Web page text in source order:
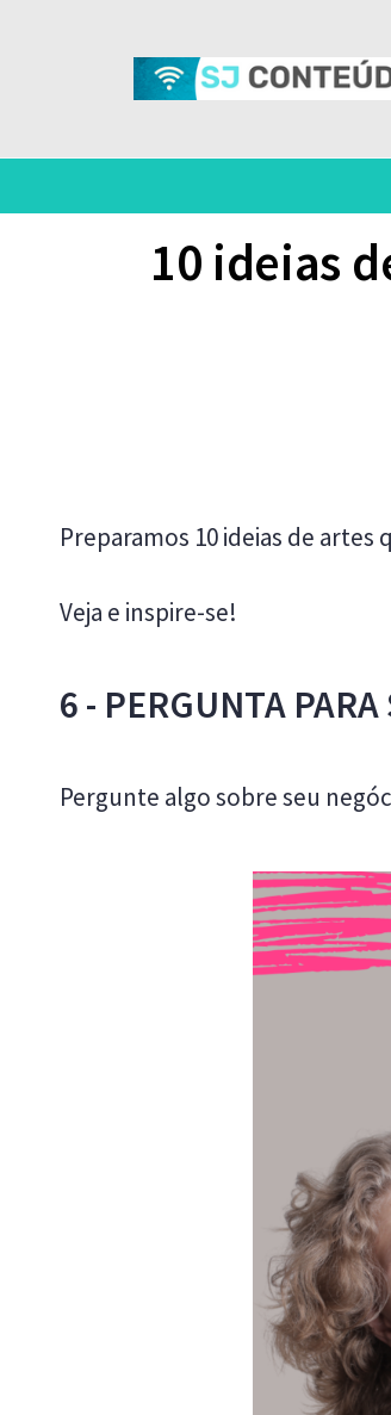
10 ideias
Preparamos 10 ideias de artes
Veja e inspire-se!
6 - PERGUNTA
Pergunte algo sobre seu